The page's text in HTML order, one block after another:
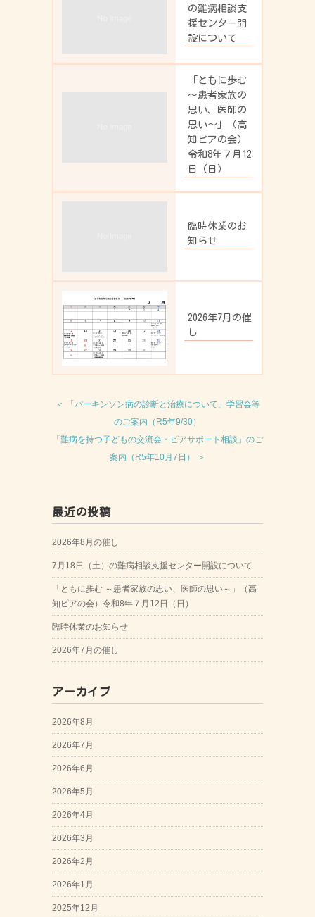
の難病相談支
援センター開
設について
「ともに歩む
～患者家族の
思い、医師の
思い～」（高
知ピアの会）
令和8年７月12
日（日）
臨時休業のお
知らせ
2026年7月の催
し
＜ 「パーキンソン病の診断と治療について」学習会等
のご案内（R5年9/30）
「難病を持つ子どもの交流会・ピアサポート相談」のご
案内（R5年10月7日） ＞
最近の投稿
2026年8月の催し
7月18日（土）の難病相談支援センター開設について
「ともに歩む ～患者家族の思い、医師の思い～」（高
知ピアの会）令和8年７月12日（日）
臨時休業のお知らせ
2026年7月の催し
アーカイブ
2026年8月
2026年7月
2026年6月
2026年5月
2026年4月
2026年3月
2026年2月
2026年1月
2025年12月